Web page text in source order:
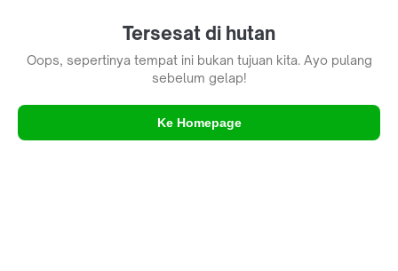
Tersesat di hutan
Oops, sepertinya tempat ini bukan tujuan kita. Ayo pulang
sebelum gelap!
Ke Homepage